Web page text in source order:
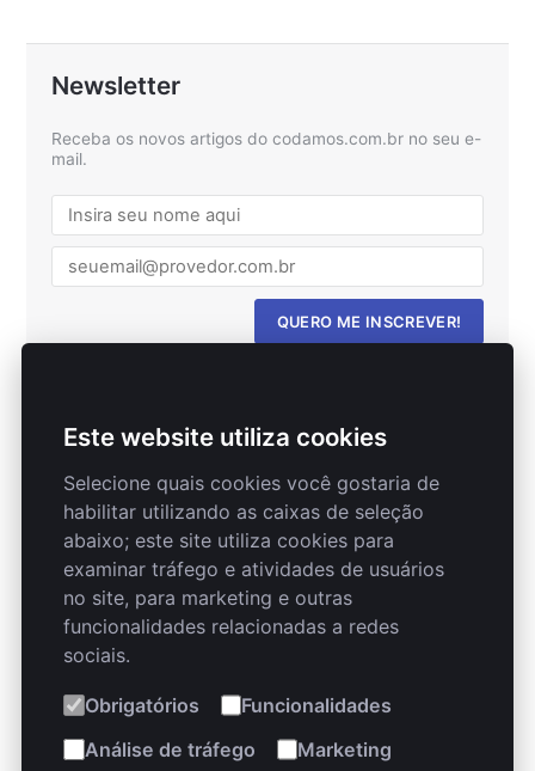
Newsletter
Receba os novos artigos do codamos.com.br no seu e-
mail.
QUERO ME INSCREVER!
Como instalar o MySQL 5.5 no Ubuntu
22.04 LTS
6 regras de etiqueta para profissionais
de tecnologia
Este website utiliza cookies
Selecione quais cookies você gostaria de
habilitar utilizando as caixas de seleção
abaixo; este site utiliza cookies para
examinar tráfego e atividades de usuários
no site, para marketing e outras
funcionalidades relacionadas a redes
sociais.
Obrigatórios
Funcionalidades
Análise de tráfego
Marketing